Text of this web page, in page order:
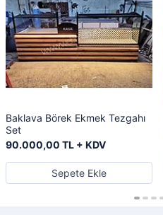
Baklava Börek Ekmek Tezgahı
Set
90.000,00 TL + KDV
Sepete Ekle